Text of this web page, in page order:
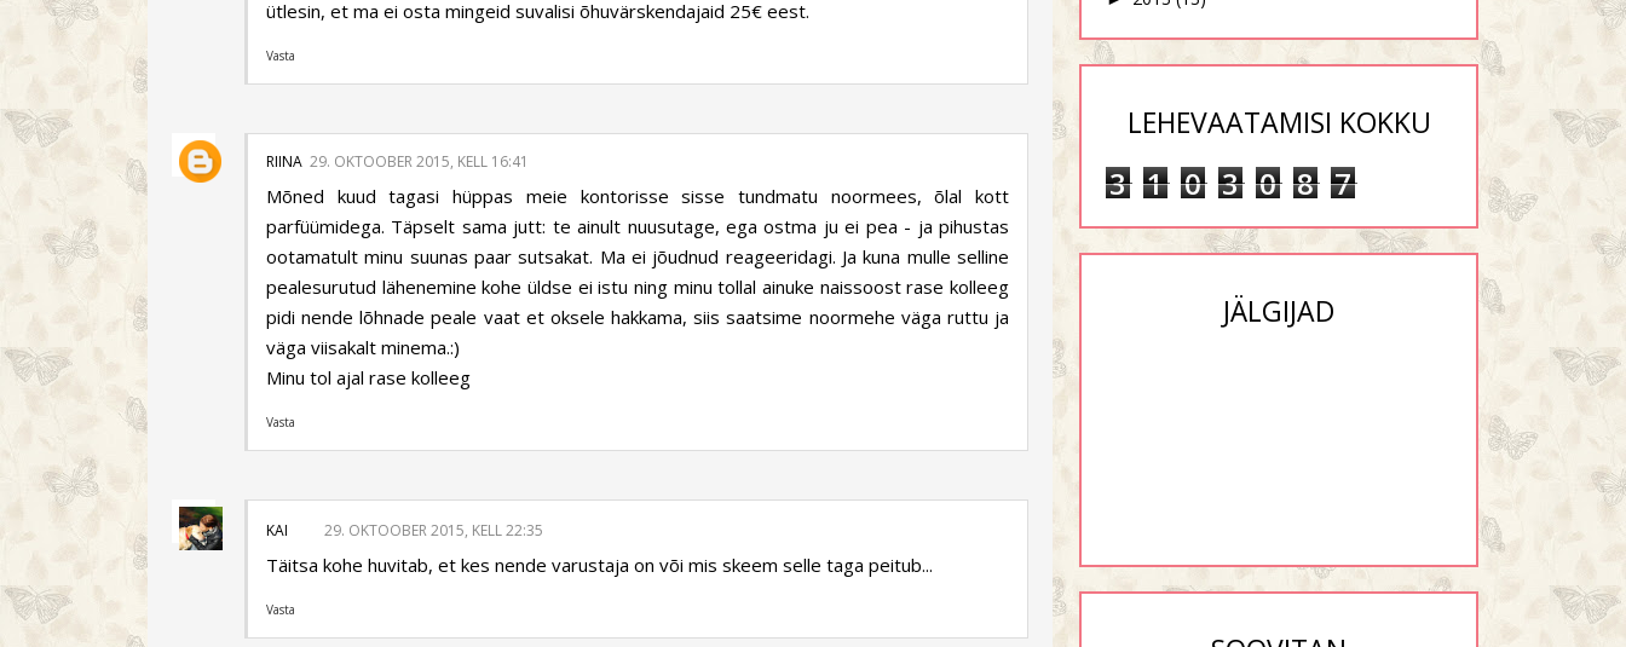
ütlesin, et ma ei osta mingeid suvalisi õhuvärskendajaid 25€ eest.
Vasta
RIINA 29. OKTOOBER 2015, KELL 16:41
Mõned kuud tagasi hüppas meie kontorisse sisse tundmatu noormees, õlal kott
parfüümidega. Täpselt sama jutt: te ainult nuusutage, ega ostma ju ei pea - ja pihustas
ootamatult minu suunas paar sutsakat. Ma ei jõudnud reageeridagi. Ja kuna mulle selline
pealesurutud lähenemine kohe üldse ei istu ning minu tollal ainuke naissoost rase kolleeg
pidi nende lõhnade peale vaat et oksele hakkama, siis saatsime noormehe väga ruttu ja
väga viisakalt minema.:)
Minu tol ajal rase kolleeg
Vasta
KAI 29. OKTOOBER 2015, KELL 22:35
Täitsa kohe huvitab, et kes nende varustaja on või mis skeem selle taga peitub...
Vasta
LEHEVAATAMISI KOKKU
3 1 0 3 0 8 7
JÄLGIJAD